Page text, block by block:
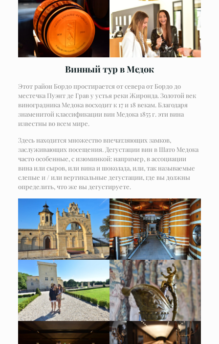
Винный тур в Медок
Этот район Бордо простирается от севера от Бордо до
местечка Пуэнт де Грав у устья реки Жиронда. Золотой век
виноградника Медока восходит к 17 и 18 векам. Благодаря
знаменитой классификации вин Медока 1855 г. эти вина
известны во всем мире.
Здесь находится множество впечатляющих замков,
заслуживающих посещения. Дегустации вин в Шато Медока
часто особенные, с изюминкой: например, в ассоциации
вина или сыров, или вина и шоколада, или, так называемые
слепые и / или вертикальные дегустации, где вы должны
определить, что же вы дегустируете.